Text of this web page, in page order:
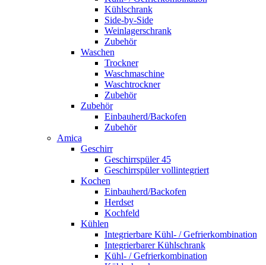
Kühlschrank
Side-by-Side
Weinlagerschrank
Zubehör
Waschen
Trockner
Waschmaschine
Waschtrockner
Zubehör
Zubehör
Einbauherd/Backofen
Zubehör
Amica
Geschirr
Geschirrspüler 45
Geschirrspüler vollintegriert
Kochen
Einbauherd/Backofen
Herdset
Kochfeld
Kühlen
Integrierbare Kühl- / Gefrierkombination
Integrierbarer Kühlschrank
Kühl- / Gefrierkombination